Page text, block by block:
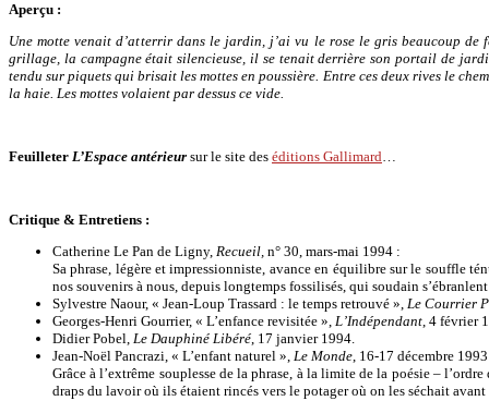
Aperçu :
Une motte venait d’atterrir dans le jardin, j’ai vu le rose le gris beaucoup de
grillage, la campagne était silencieuse, il se tenait derrière son portail de
tendu sur piquets qui brisait les mottes en poussière. Entre ces deux rives le
la haie. Les mottes volaient par dessus ce vide.
Feuilleter L’Espace antérieur sur le site des éditions Gallimard…
Critique & Entretiens :
Catherine Le Pan de Ligny, Recueil, n° 30, mars-mai 1994 :
Sa phrase, légère et impressionniste, avance en équilibre sur le souffle
nos souvenirs à nous, depuis longtemps fossilisés, qui soudain
Sylvestre Naour, « Jean-Loup Trassard : le temps retrouvé », Le Courrier
Georges-Henri Gourrier, « L’enfance revisitée », L’Indépendant, 4 février
Didier Pobel, Le Dauphiné Libéré, 17 janvier 1994.
Jean-Noël Pancrazi, « L’enfant naturel », Le Monde, 16-17 décembre
Grâce à l’extrême souplesse de la phrase, à la limite de la poésie –
draps du lavoir où ils étaient rincés vers le potager où on les séchait